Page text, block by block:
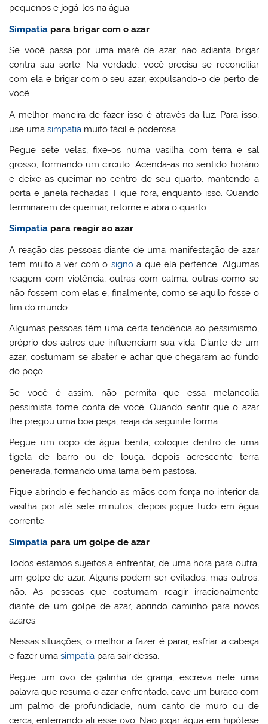
pequenos e jogá-los na água.
Simpatia para brigar com o azar
Se você passa por uma maré de azar, não adianta brigar
contra sua sorte. Na verdade, você precisa se reconciliar
com ela e brigar com o seu azar, expulsando-o de perto de
você.
A melhor maneira de fazer isso é através da luz. Para isso,
use umasimpatia muito fácil e poderosa.
Pegue sete velas, fixe-os numa vasilha com terra e sal
grosso, formando um círculo. Acenda-as no sentido horário
e deixe-as queimar no centro de seu quarto, mantendo a
porta e janela fechadas. Fique fora, enquanto isso. Quando
terminarem de queimar, retorne e abra o quarto.
Simpatia para reagir ao azar
A reação das pessoas diante de uma manifestação de azar
tem muito a ver com o signoa que ela pertence. Algumas
reagem com violência, outras com calma, outras como se
não fossem com elas e, finalmente, como se aquilo fosse o
fim do mundo.
Algumas pessoas têm uma certa tendência ao pessimismo,
próprio dos astros que influenciam sua vida. Diante de um
azar, costumam se abater e achar que chegaram ao fundo
do poço.
Se você é assim, não permita que essa melancolia
pessimista tome conta de você. Quando sentir que o azar
lhe pregou uma boa peça, reaja da seguinte forma:
Pegue um copo de água benta, coloque dentro de uma
tigela de barro ou de louça, depois acrescente terra
peneirada, formando uma lama bem pastosa.
Fique abrindo e fechando as mãos com força no interior da
vasilha por até sete minutos, depois jogue tudo em água
corrente.
Simpatia para um golpe de azar
Todos estamos sujeitos a enfrentar, de uma hora para outra,
um golpe de azar. Alguns podem ser evitados, mas outros,
não. As pessoas que costumam reagir irracionalmente
diante de um golpe de azar, abrindo caminho para novos
azares.
Nessas situações, o melhor a fazer é parar, esfriar a cabeça
e fazer umasimpatia para sair dessa.
Pegue um ovo de galinha de granja, escreva nele uma
palavra que resuma o azar enfrentado, cave um buraco com
um palmo de profundidade, num canto de muro ou de
cerca, enterrando ali esse ovo. Não jogar água em hipótese